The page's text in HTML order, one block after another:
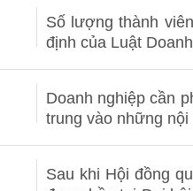
Số lượng thành
định của Luật
Doanh nghiệp cần
trung vào những
Sau khi Hội đồng